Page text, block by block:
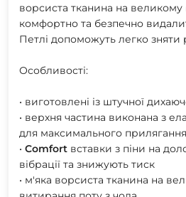
ворсиста тканина на
комфортно та безпечно
Петлі допоможуть легко зняти
Особливості:
• виготовлені із штучної
• верхня частина виконана з
для максимального прилягання
• Comfort вставки з піни на
вібрації та знижують тиск
• м'яка ворсиста тканина на